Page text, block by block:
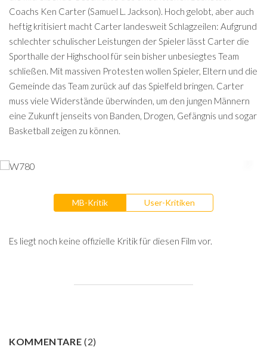
Coachs Ken Carter (Samuel L. Jackson). Hoch gelobt, aber auch
heftig kritisiert macht Carter landesweit Schlagzeilen: Aufgrund
schlechter schulischer Leistungen der Spieler lässt Carter die
Sporthalle der Highschool für sein bisher unbesiegtes Team
schließen. Mit massiven Protesten wollen Spieler, Eltern und die
Gemeinde das Team zurück auf das Spielfeld bringen. Carter
muss viele Widerstände überwinden, um den jungen Männern
eine Zukunft jenseits von Banden, Drogen, Gefängnis und sogar
Basketball zeigen zu können.
MB-Kritik User-Kritiken
Es liegt noch keine offizielle Kritik für diesen Film vor.
KOMMENTARE(2)